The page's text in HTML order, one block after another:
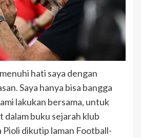
hati saya dengan
Saya hanya bisa bangga
lakukan bersama, untuk
dalam buku sejarah klub
Pioli dikutip laman Football-